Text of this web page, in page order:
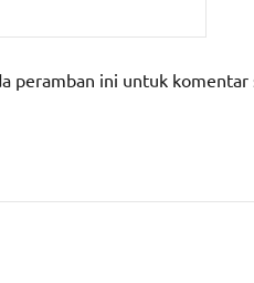
peramban ini untuk komentar